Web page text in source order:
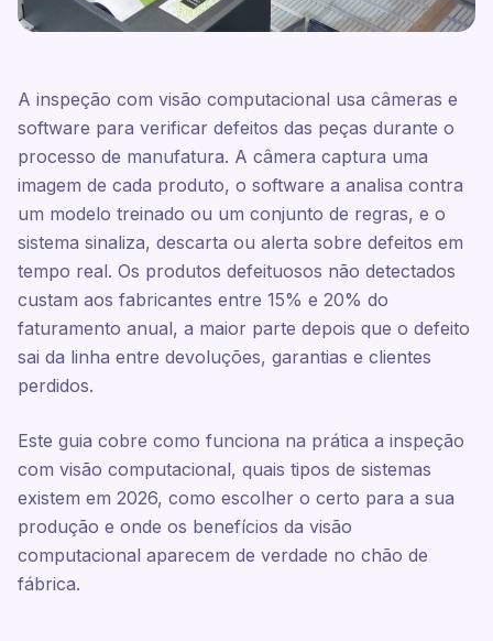
A inspeção com visão computacional usa câmeras e
software para verificar defeitos das peças durante o
processo de manufatura. A câmera captura uma
imagem de cada produto, o software a analisa contra
um modelo treinado ou um conjunto de regras, e o
sistema sinaliza, descarta ou alerta sobre defeitos em
tempo real. Os produtos defeituosos não detectados
custam aos fabricantes entre 15% e 20% do
faturamento anual, a maior parte depois que o defeito
sai da linha entre devoluções, garantias e clientes
perdidos.
Este guia cobre como funciona na prática a inspeção
com visão computacional, quais tipos de sistemas
existem em 2026, como escolher o certo para a sua
produção e onde os benefícios da visão
computacional aparecem de verdade no chão de
fábrica.